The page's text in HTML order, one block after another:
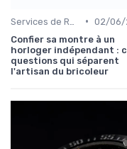
• 02/06/
Confier sa montre à un
horloger indépendant :
questions qui séparent
l'artisan du bricoleur